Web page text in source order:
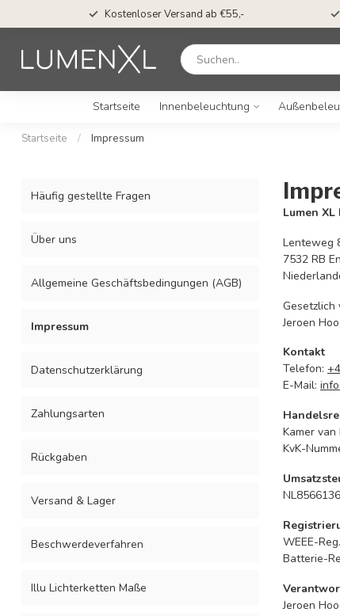
Kostenloser Versand ab €55,-
Startseite Innenbeleuchtung
Startseite / Impressum
Häufig gestellte Fragen
Über uns
Allgemeine Geschäftsbedingungen (AGB)
Impressum
Datenschutzerklärung
Zahlungsarten
Rückgaben
Versand & Lager
Beschwerdeverfahren
Illu Lichterketten Maße
Lumen XL
Lenteweg
7532 RB
Gesetzlich
Jeroen
Kontakt
Telefon:
E-Mail:
Kamer van
KvK-
WEEE-
Batterie-
Jeroen